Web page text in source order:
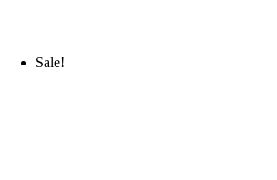
Sale!